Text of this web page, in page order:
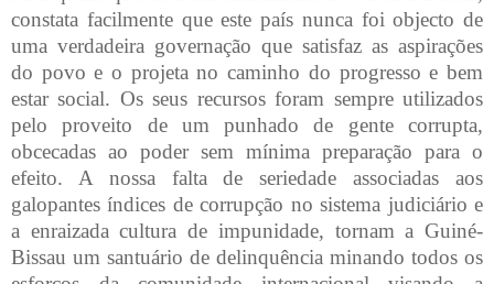
constata facilmente que este país nunca foi objecto de
uma verdadeira governação que satisfaz as aspirações
do povo e o projeta no caminho do progresso e bem
estar social. Os seus recursos foram sempre utilizados
pelo proveito de um punhado de gente corrupta,
obcecadas ao poder sem mínima preparação para o
efeito. A nossa falta de seriedade associadas aos
galopantes índices de corrupção no sistema judiciário e
a enraizada cultura de impunidade, tornam a Guiné-
Bissau um santuário de delinquência minando todos os